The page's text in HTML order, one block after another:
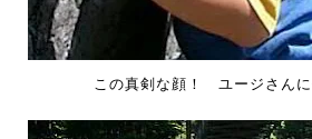
この真剣な顔！ ユージさん